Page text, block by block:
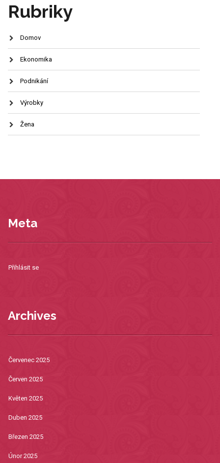
Rubriky
Domov
Ekonomika
Podnikání
Výrobky
Žena
Meta
Přihlásit se
Archives
Červenec 2025
Červen 2025
Květen 2025
Duben 2025
Březen 2025
Únor 2025